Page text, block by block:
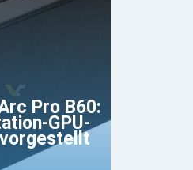
Pro B60:
GPU-
vorgestellt